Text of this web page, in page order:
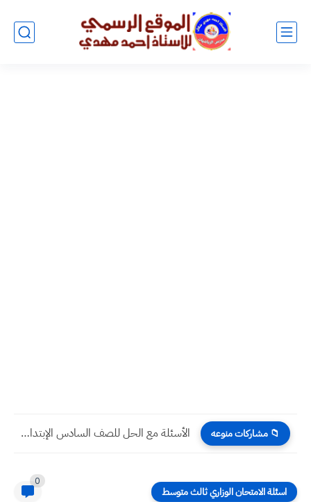
📁 مشاركات منوعه الأسئلة مع الحل للصف السادس الإبتدائي اللغة الانكليزية اليونت الأول
اسئلة الامتحان الوزاري ثالث متوسط
0